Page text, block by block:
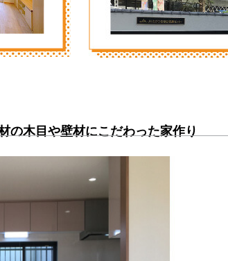
の木目や壁材にこだわった家作り